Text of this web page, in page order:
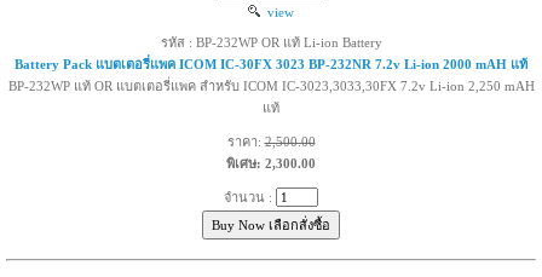
view
รหัส : BP-232WP OR แท้ Li-ion Battery
Battery Pack แบตเตอรี่แพค ICOM IC-30FX 3023 BP-232NR 7.2v Li-ion 2000 mAH แท้
BP-232WP แท้ OR แบตเตอรี่แพค สำหรับ ICOM IC-3023,3033,30FX 7.2v Li-ion 2,250 mAH
แท้
ราคา:2,500.00
พิเศษ: 2,300.00
จำนวน :